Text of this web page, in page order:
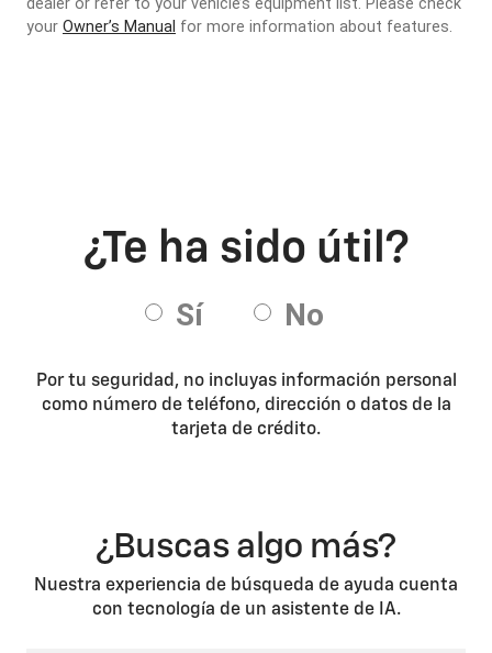
Por tu seguridad, no incluyas información personal
como número de teléfono, dirección o datos de la
tarjeta de crédito.
¿Buscas algo más?
Nuestra experiencia de búsqueda de ayuda cuenta
con tecnología de un asistente de IA.